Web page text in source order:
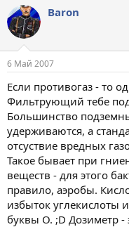
Baron
6 Май 2007
Если противогаз - то
Фильтрующий тебе
Большинство
удерживаются, а
отсуствие вредных
Такое бывает при
веществ - для этого
правило, аэробы.
избыток углекислоты
буквы O. ;D Дозиметр